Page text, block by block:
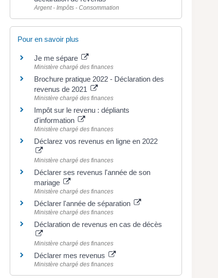
Argent - Impôts - Consommation
Pour en savoir plus
Je me sépare
Ministère chargé des finances
Brochure pratique 2022 - Déclaration des
revenus de 2021
Ministère chargé des finances
Impôt sur le revenu : dépliants
d'information
Ministère chargé des finances
Déclarez vos revenus en ligne en 2022
Ministère chargé des finances
Déclarer ses revenus l'année de son
mariage
Ministère chargé des finances
Déclarer l'année de séparation
Ministère chargé des finances
Déclaration de revenus en cas de décès
Ministère chargé des finances
Déclarer mes revenus
Ministère chargé des finances